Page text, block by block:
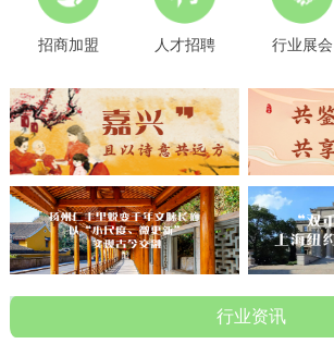
招商加盟 人才招聘 行业展会
行业资讯